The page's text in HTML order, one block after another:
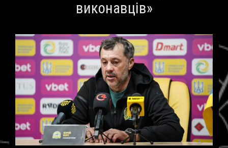
виконавців»